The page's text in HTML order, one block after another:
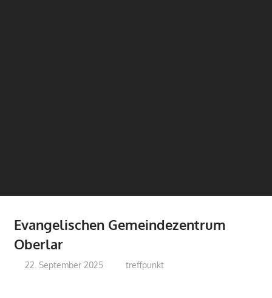
Evangelischen Gemeindezentrum
Oberlar
22. September 2025 treffpunkt